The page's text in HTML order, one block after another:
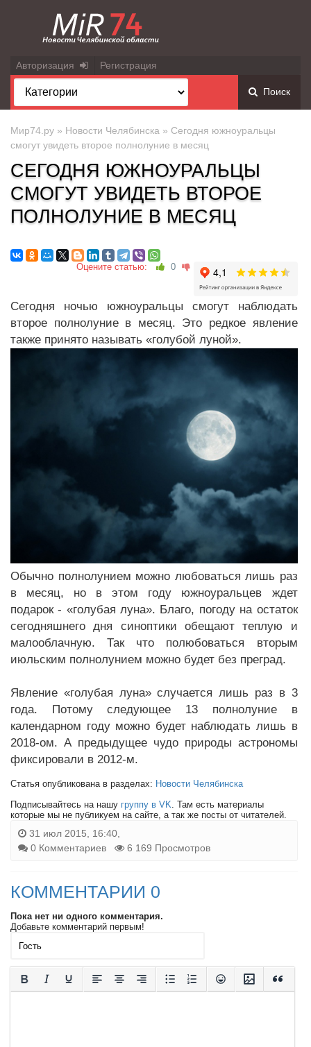
Авторизация Регистрация
Поиск
Мир74.ру » Новости Челябинска » Сегодня южноуральцы
смогут увидеть второе полнолуние в месяц
СЕГОДНЯ ЮЖНОУРАЛЬЦЫ
СМОГУТ УВИДЕТЬ ВТОРОЕ
ПОЛНОЛУНИЕ В МЕСЯЦ
Оцените статью: 0
Сегодня ночью южноуральцы смогут наблюдать
второе полнолуние в месяц. Это редкое явление
также принято называть «голубой луной».
Обычно полнолунием можно любоваться лишь раз
в месяц, но в этом году южноуральцев ждет
подарок - «голубая луна». Благо, погоду на остаток
сегодняшнего дня синоптики обещают теплую и
малооблачную. Так что полюбоваться вторым
июльским полнолунием можно будет без преград.
Явление «голубая луна» случается лишь раз в 3
года. Потому следующее 13 полнолуние в
календарном году можно будет наблюдать лишь в
2018-ом. А предыдущее чудо природы астрономы
фиксировали в 2012-м.
Статья опубликована в разделах: Новости Челябинска
Подписывайтесь на нашу группу в VK. Там есть материалы
которые мы не публикуем на сайте, а так же посты от читателей.
31 июл 2015, 16:40,
0 Комментариев
6 169 Просмотров
КОММЕНТАРИИ 0
Пока нет ни одного комментария.
Добавьте комментарий первым!